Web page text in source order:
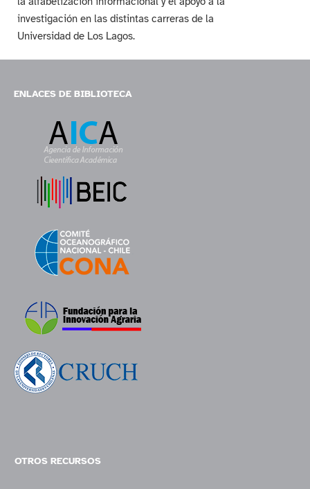
investigación en las distintas carreras de la
Universidad de Los Lagos.
ENLACES DE BIBLIOTECA
OTROS RECURSOS